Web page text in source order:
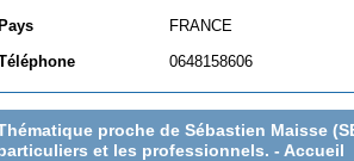
FRANCE
0648158606
proche de Sébastien Maisse
et les professionnels. - Accueil